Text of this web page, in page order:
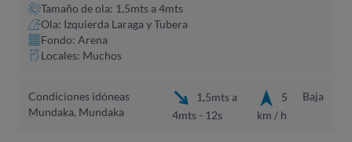
Tamaño de ola: 1,5mts a 4mts
Ola: Izquierda Laraga y Tubera
Fondo: Arena
Locales: Muchos
Condiciones idóneas
Mundaka, Mundaka
1,5mts a
4mts - 12s
5
km / h
Baja